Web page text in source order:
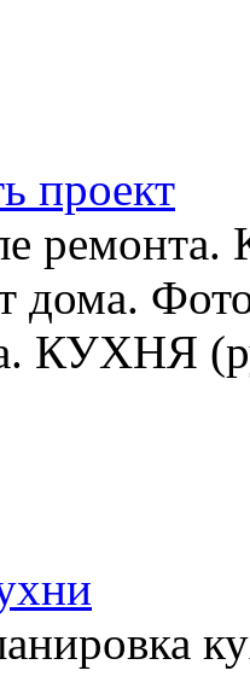
проект
дома.
КУХНЯ